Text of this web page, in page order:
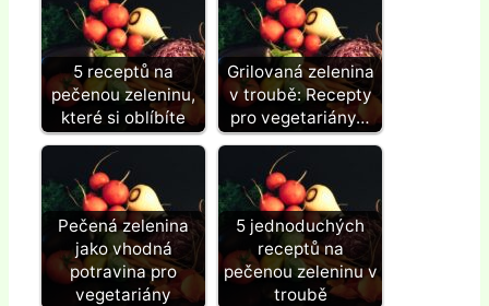
5 receptů na
pečenou zeleninu,
které si oblíbíte
Grilovaná zelenina
v troubě: Recepty
pro vegetariány…
Pečená zelenina
jako vhodná
potravina pro
vegetariány
5 jednoduchých
receptů na
pečenou zeleninu v
troubě